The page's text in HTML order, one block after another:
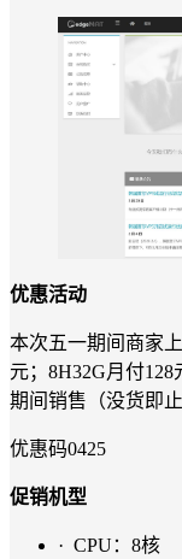
优惠活动
本次五一期间商家
元；8H32G月付
期间销售（没货即
优惠码0425
促销机型
· CPU：8核